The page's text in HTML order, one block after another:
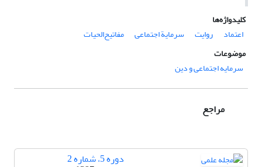
کلیدواژه‌ها
اعتماد
روایت سرمایة اجتماعی
مفاتیح‌الحیات
موضوعات
سرمایه اجتماعی و دین
مراجع
دوره 5، شماره 2